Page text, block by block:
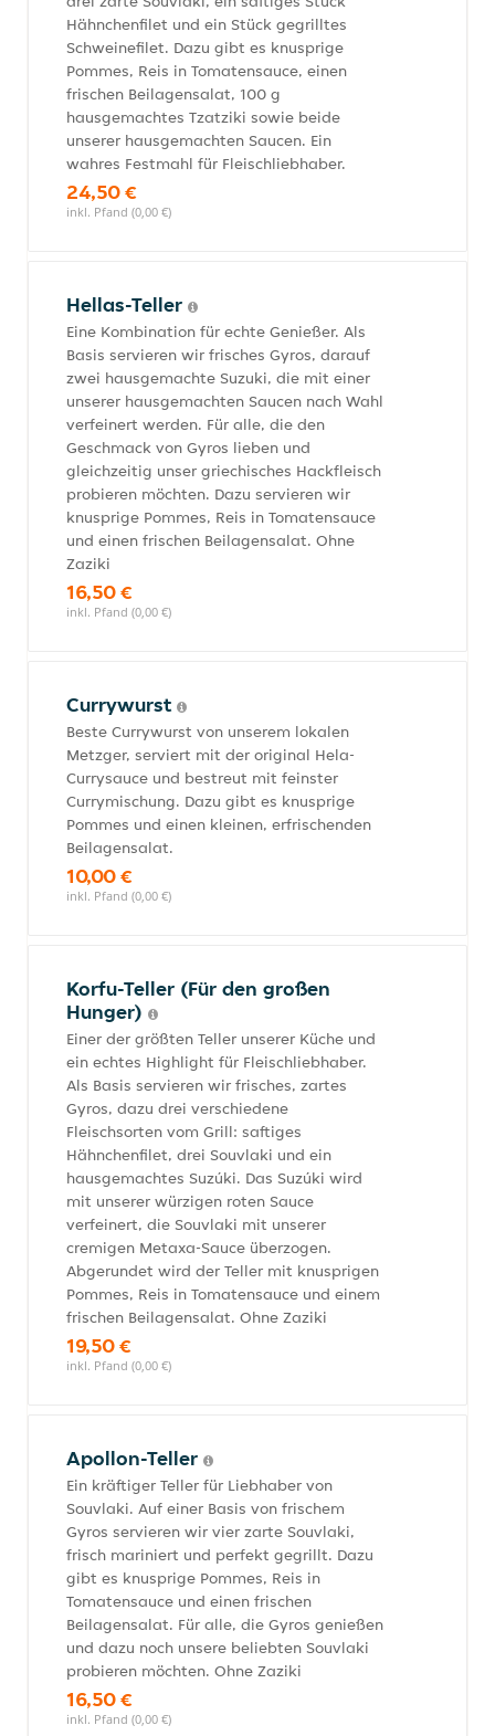
Hähnchenfilet und ein Stück gegrilltes
Schweinefilet. Dazu gibt es knusprige
Pommes, Reis in Tomatensauce, einen
frischen Beilagensalat, 100 g
hausgemachtes Tzatziki sowie beide
unserer hausgemachten Saucen. Ein
wahres Festmahl für Fleischliebhaber.
24,50 €
inkl. Pfand (0,00 €)
Hellas-Teller
Eine Kombination für echte Genießer. Als
Basis servieren wir frisches Gyros, darauf
zwei hausgemachte Suzuki, die mit einer
unserer hausgemachten Saucen nach Wahl
verfeinert werden. Für alle, die den
Geschmack von Gyros lieben und
gleichzeitig unser griechisches Hackfleisch
probieren möchten. Dazu servieren wir
knusprige Pommes, Reis in Tomatensauce
und einen frischen Beilagensalat. Ohne
Zaziki
16,50 €
inkl. Pfand (0,00 €)
Currywurst
Beste Currywurst von unserem lokalen
Metzger, serviert mit der original Hela-
Currysauce und bestreut mit feinster
Currymischung. Dazu gibt es knusprige
Pommes und einen kleinen, erfrischenden
Beilagensalat.
10,00 €
inkl. Pfand (0,00 €)
Korfu-Teller (Für den großen
Hunger)
Einer der größten Teller unserer Küche und
ein echtes Highlight für Fleischliebhaber.
Als Basis servieren wir frisches, zartes
Gyros, dazu drei verschiedene
Fleischsorten vom Grill: saftiges
Hähnchenfilet, drei Souvlaki und ein
hausgemachtes Suzúki. Das Suzúki wird
mit unserer würzigen roten Sauce
verfeinert, die Souvlaki mit unserer
cremigen Metaxa-Sauce überzogen.
Abgerundet wird der Teller mit knusprigen
Pommes, Reis in Tomatensauce und einem
frischen Beilagensalat. Ohne Zaziki
19,50 €
inkl. Pfand (0,00 €)
Apollon-Teller
Ein kräftiger Teller für Liebhaber von
Souvlaki. Auf einer Basis von frischem
Gyros servieren wir vier zarte Souvlaki,
frisch mariniert und perfekt gegrillt. Dazu
gibt es knusprige Pommes, Reis in
Tomatensauce und einen frischen
Beilagensalat. Für alle, die Gyros genießen
und dazu noch unsere beliebten Souvlaki
probieren möchten. Ohne Zaziki
16,50 €
inkl. Pfand (0,00 €)